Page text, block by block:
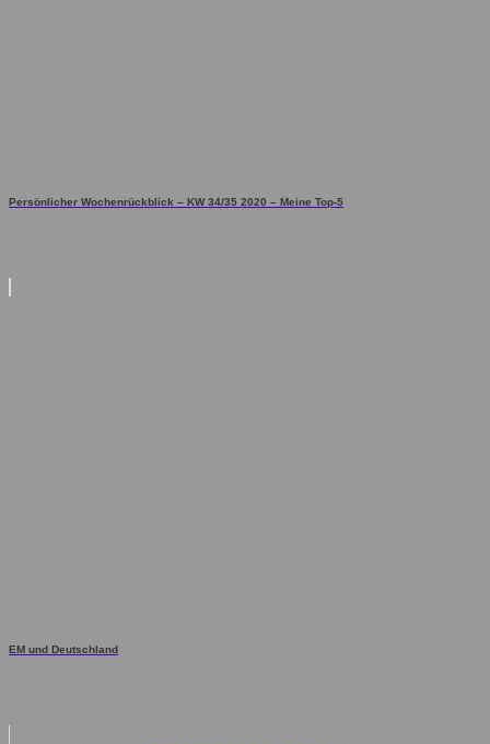
Persönlicher Wochenrückblick – KW 34/35 2020 – Meine Top-5
EM und Deutschland